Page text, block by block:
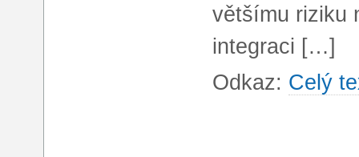
většímu riziku
integraci […]
Odkaz: Celý